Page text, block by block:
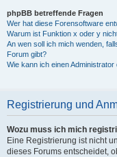
phpBB betreffende Fragen
Wer hat diese Forensoftware
Warum ist Funktion x oder y
An wen soll ich mich wenden,
Forum gibt?
Wie kann ich einen
Registrierung und
Wozu muss ich mich
Eine Registrierung ist nicht
dieses Forums entscheidet,